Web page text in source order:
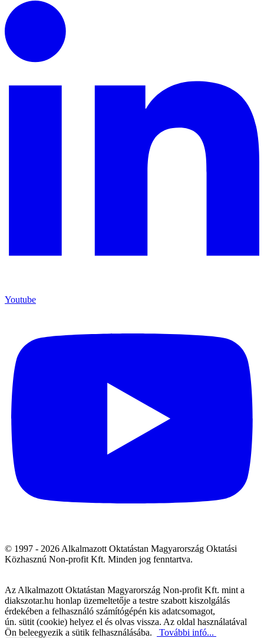
Youtube
© 1997 - 2026 Alkalmazott Oktatástan Magyarország Oktatási
Közhasznú Non-profit Kft. Minden jog fenntartva.
Az Alkalmazott Oktatástan Magyarország Non-profit Kft. mint a
diakszotar.hu honlap üzemeltetője a testre szabott kiszolgálás
érdekében a felhasználó számítógépén kis adatcsomagot,
ún. sütit (cookie) helyez el és olvas vissza. Az oldal használatával
Ön beleegyezik a sütik felhasználásába.
További infó...